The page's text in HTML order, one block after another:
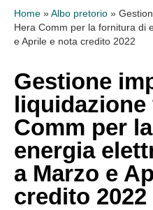
Home » Albo pretorio »
Hera Comm per la fornitura di
e Aprile e nota credito 2022
Gestione
liquidazione
Comm per
energia
a Marzo e
credito 2022